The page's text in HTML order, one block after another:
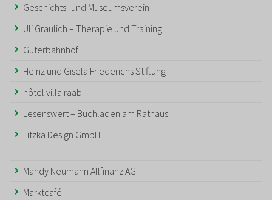
Geschichts- und Museumsverein
Uli Graulich – Therapie und Training
Güterbahnhof
Heinz und Gisela Friederichs Stiftung
hôtel villa raab
Lesenswert – Buchladen am Rathaus
Litzka Design GmbH
Mandy Neumann Allfinanz AG
Marktcafé